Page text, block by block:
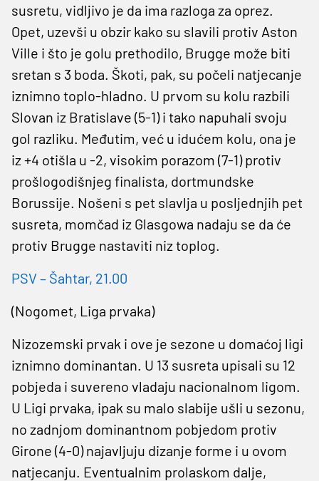
susretu, vidljivo je da ima razloga za oprez.
Opet, uzevši u obzir kako su slavili protiv Aston
Ville i što je golu prethodilo, Brugge može biti
sretan s 3 boda. Škoti, pak, su počeli natjecanje
iznimno toplo-hladno. U prvom su kolu razbili
Slovan iz Bratislave (5-1) i tako napuhali svoju
gol razliku. Međutim, već u idućem kolu, ona je
iz +4 otišla u -2, visokim porazom (7-1) protiv
prošlogodišnjeg finalista, dortmundske
Borussije. Nošeni s pet slavlja u posljednjih pet
susreta, momčad iz Glasgowa nadaju se da će
protiv Brugge nastaviti niz toplog.
PSV – Šahtar, 21.00
(Nogomet, Liga prvaka)
Nizozemski prvak i ove je sezone u domaćoj ligi
iznimno dominantan. U 13 susreta upisali su 12
pobjeda i suvereno vladaju nacionalnom ligom.
U Ligi prvaka, ipak su malo slabije ušli u sezonu,
no zadnjom dominantnom pobjedom protiv
Girone (4-0) najavljuju dizanje forme i u ovom
natjecanju. Eventualnim prolaskom dalje,